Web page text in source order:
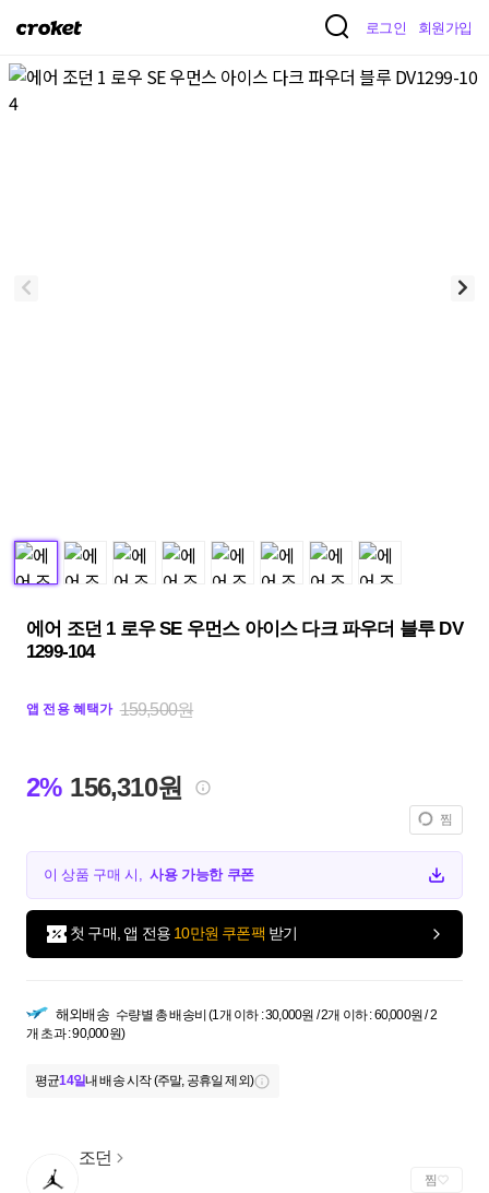
크
켓
로그인 회원가입
에어 조던 1 로우 SE 우먼스 아이스 다크 파우더 블루 DV
1299-104
앱 전용 혜택가 159,500원
2% 156,310원
찜
이 상품 구매 시,사용 가능한 쿠폰
첫 구매, 앱 전용 10만원 쿠폰팩 받기
해외배송 수량별 총 배송비 (1개 이하 : 30,000원 / 2개 이하 : 60,000원 / 2
개 초과 : 90,000원)
평균14일내 배송 시작 (주말, 공휴일 제외)
조던
찜